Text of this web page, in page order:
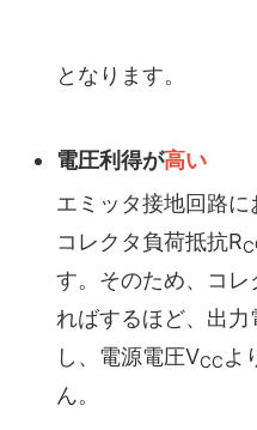
となります。
電圧利得が高い
エミッタ接地回路
コレクタ負荷抵抗RC
す。そのため、コレ
ればするほど、出
し、電源電圧VCCよ
ん。